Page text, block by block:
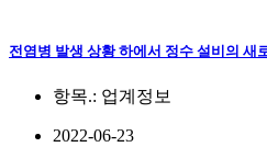
전염병 발생 상황 하에서 정수 설비의 새
항목.: 업계정보
2022-06-23